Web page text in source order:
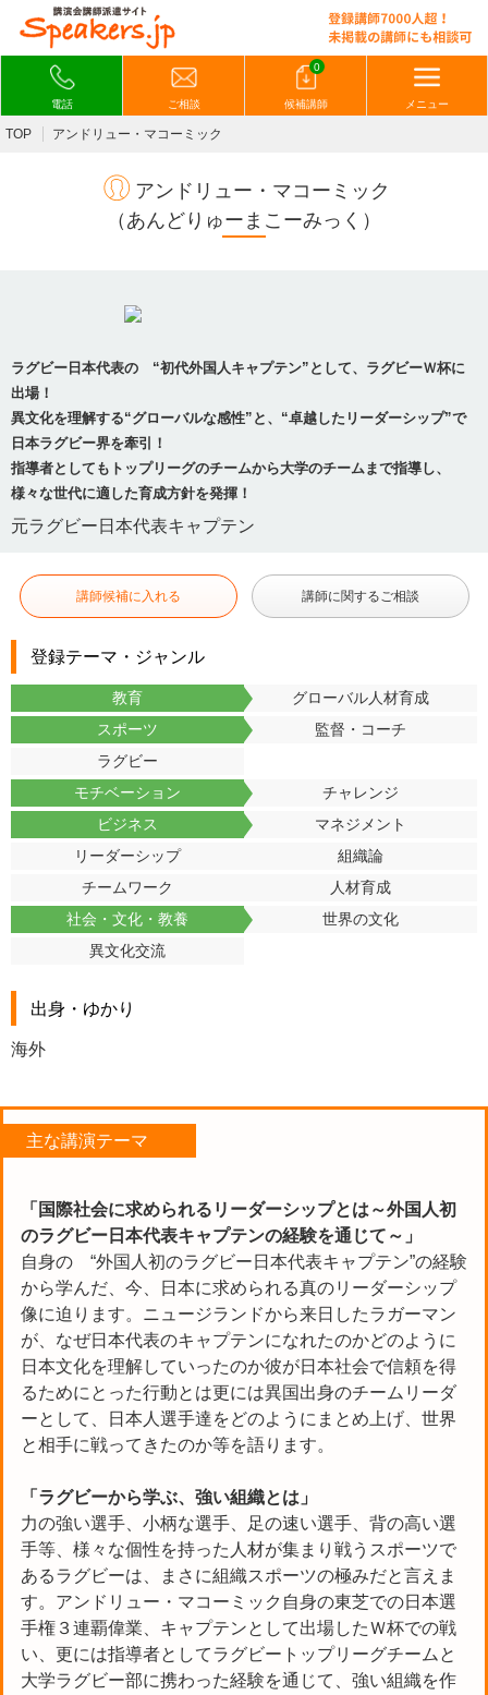
電話 ご相談
0
候補講師 メニュー
TOP アンドリュー・マコーミック
アンドリュー・マコーミック
（あんどりゅーまこーみっく）
ラグビー日本代表の “初代外国人キャプテン”として、ラグビーＷ杯に
出場！
異文化を理解する“グローバルな感性”と、“卓越したリーダーシップ”で
日本ラグビー界を牽引！
指導者としてもトップリーグのチームから大学のチームまで指導し、
様々な世代に適した育成方針を発揮！
元ラグビー日本代表キャプテン
講師候補に入れる 講師に関するご相談
登録テーマ・ジャンル
教育
グローバル人材育成
スポーツ
監督・コーチ
ラグビー
モチベーション
チャレンジ
ビジネス
マネジメント
リーダーシップ
組織論
チームワーク
人材育成
社会・文化・教養
世界の文化
異文化交流
出身・ゆかり
海外
主な講演テーマ
「国際社会に求められるリーダーシップとは～外国人初
のラグビー日本代表キャプテンの経験を通じて ～」
自身の “外国人初のラグビー日本代表キャプテン”の経験
から学んだ、今、日本に求められる真のリーダーシップ
像に迫ります。ニュージランドから来日したラガーマン
が、なぜ日本代表のキャプテンになれたのかどのように
日本文化を理解していったのか彼が日本社会で信頼を得
るためにとった行動とは更には異国出身のチームリーダ
ーとして、日本人選手達をどのようにまとめ上げ、世界
と相手に戦ってきたのか等を語ります。
「ラグビーから学ぶ、強い組織とは」
力の強い選手、小柄な選手、足の速い選手、背の高い選
手等、様々な個性を持った人材が集まり戦うスポーツで
あるラグビーは、まさに組織スポーツの極みだと言えま
す。アンドリュー・マコーミック自身の東芝での日本選
手権３連覇偉業、キャプテンとして出場したＷ杯での戦
い、更には指導者としてラグビートップリーグチームと
大学ラグビー部に携わった経験を通じて、強い組織を作